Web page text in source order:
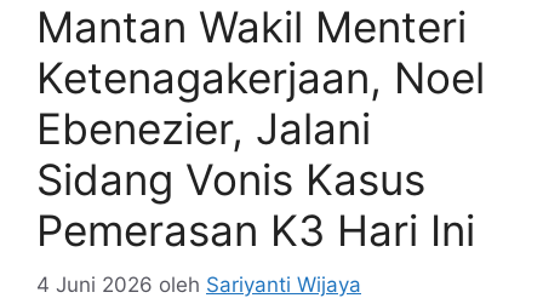
Mantan Wakil Menteri
Ketenagakerjaan, Noel
Ebenezier, Jalani
Sidang Vonis Kasus
Pemerasan K3 Hari Ini
4 Juni 2026 oleh Sariyanti Wijaya